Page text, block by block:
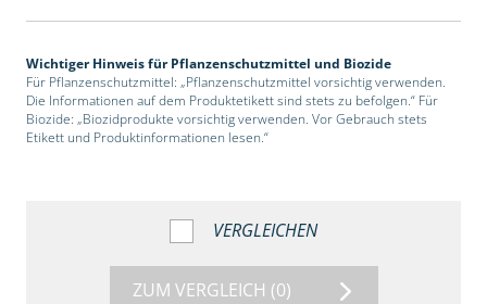
Wichtiger Hinweis für Pflanzenschutzmittel und Biozide
Für Pflanzenschutzmittel: „Pflanzenschutzmittel vorsichtig verwenden.
Die Informationen auf dem Produktetikett sind stets zu befolgen.“ Für
Biozide: „Biozidprodukte vorsichtig verwenden. Vor Gebrauch stets
Etikett und Produktinformationen lesen.“
VERGLEICHEN
ZUM VERGLEICH (0)